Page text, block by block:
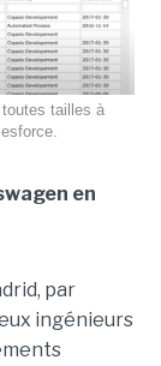
tailles à
en
par
ingénieurs